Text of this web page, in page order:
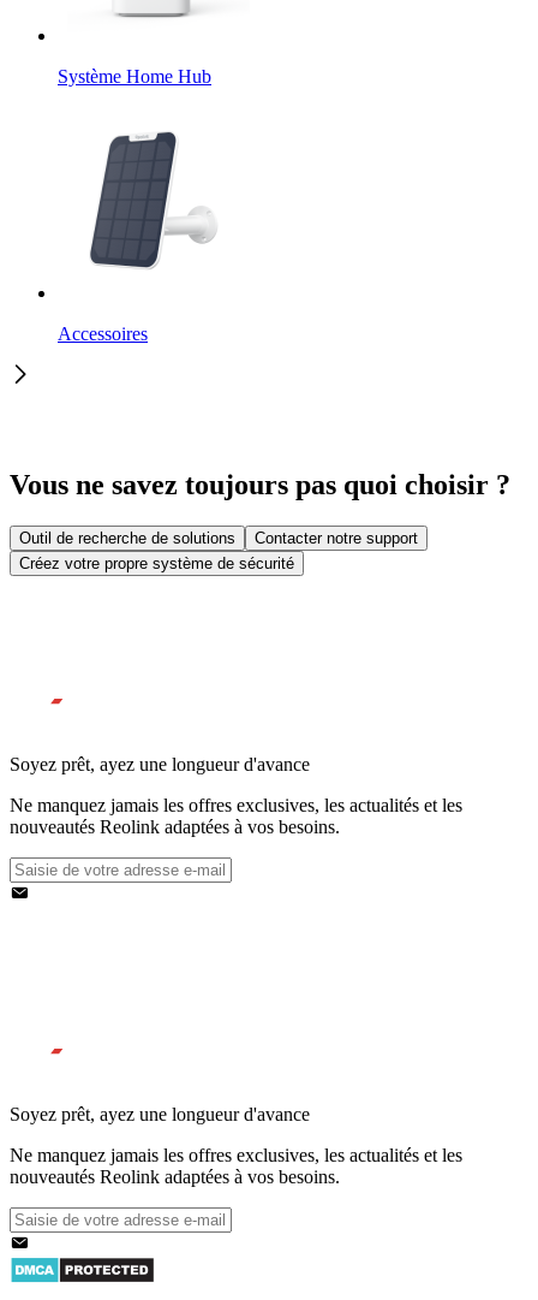
Système Home Hub
Accessoires
Vous ne savez toujours pas quoi choisir ?
Outil de recherche de solutions
Contacter notre support
Créez votre propre système de sécurité
Soyez prêt, ayez une longueur d'avance
Ne manquez jamais les offres exclusives, les actualités et les
nouveautés Reolink adaptées à vos besoins.
Soyez prêt, ayez une longueur d'avance
Ne manquez jamais les offres exclusives, les actualités et les
nouveautés Reolink adaptées à vos besoins.